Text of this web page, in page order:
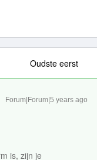
Oudste eerst
Forum|Forum|5 years ago
is, zijn je